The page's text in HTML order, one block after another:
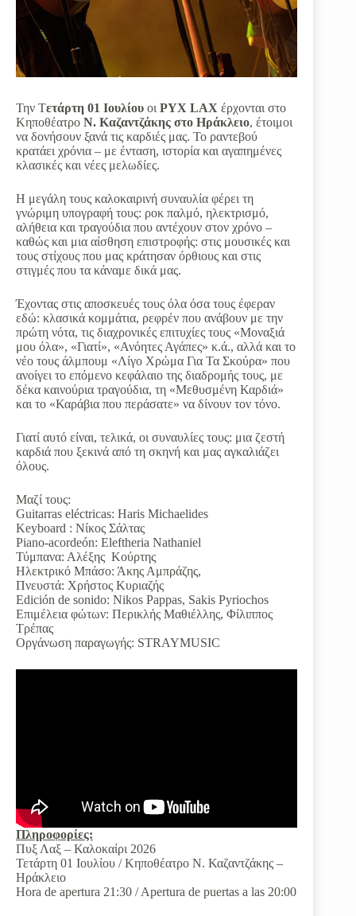
Την Τετάρτη 01 Ιουλίου οι PYX LAX έρχονται στο
Κηποθέατρο Ν. Καζαντζάκης στο Ηράκλειο, έτοιμοι
να δονήσουν ξανά τις καρδιές μας. Το ραντεβού
κρατάει χρόνια – με ένταση, ιστορία και αγαπημένες
κλασικές και νέες μελωδίες.
Η μεγάλη τους καλοκαιρινή συναυλία φέρει τη
γνώριμη υπογραφή τους: ροκ παλμό, ηλεκτρισμό,
αλήθεια και τραγούδια που αντέχουν στον χρόνο –
καθώς και μια αίσθηση επιστροφής: στις μουσικές και
τους στίχους που μας κράτησαν όρθιους και στις
στιγμές που τα κάναμε δικά μας.
Έχοντας στις αποσκευές τους όλα όσα τους έφεραν
εδώ: κλασικά κομμάτια, ρεφρέν που ανάβουν με την
πρώτη νότα, τις διαχρονικές επιτυχίες τους «Μοναξιά
μου όλα», «Γιατί», «Ανόητες Αγάπες» κ.ά., αλλά και το
νέο τους άλμπουμ «Λίγο Χρώμα Για Τα Σκούρα» που
ανοίγει το επόμενο κεφάλαιο της διαδρομής τους, με
δέκα καινούρια τραγούδια, τη «Μεθυσμένη Καρδιά»
και το «Καράβια που περάσατε» να δίνουν τον τόνο.
Γιατί αυτό είναι, τελικά, οι συναυλίες τους: μια ζεστή
καρδιά που ξεκινά από τη σκηνή και μας αγκαλιάζει
όλους.
Μαζί τους:
Guitarras eléctricas: Haris Michaelides
Keyboard : Νίκος Σάλτας
Piano-acordeón: Eleftheria Nathaniel
Τύμπανα: Αλέξης Κούρτης
Ηλεκτρικό Μπάσο: Άκης Αμπράζης,
Πνευστά: Χρήστος Κυριαζής
Edición de sonido: Nikos Pappas, Sakis Pyriochos
Επιμέλεια φώτων: Περικλής Μαθιέλλης, Φίλιππος
Τρέπας
Οργάνωση παραγωγής: STRAYMUSIC
Πληροφορίες:
Πυξ Λαξ – Καλοκαίρι 2026
Τετάρτη 01 Ιουλίου / Κηποθέατρο Ν. Καζαντζάκης –
Ηράκλειο
Hora de apertura 21:30 / Apertura de puertas a las 20:00